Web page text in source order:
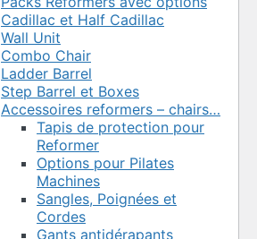
Cadillac et Half Cadillac
Wall Unit
Combo Chair
Ladder Barrel
Step Barrel et Boxes
Accessoires reformers – chairs…
Tapis de protection pour
Reformer
Options pour Pilates
Machines
Sangles, Poignées et
Cordes
Gants antidérapants